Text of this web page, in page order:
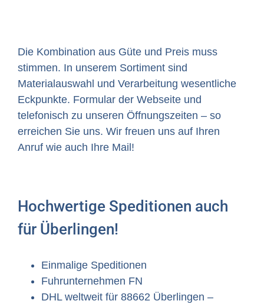
Die Kombination aus Güte und Preis muss
stimmen. In unserem Sortiment sind
Materialauswahl und Verarbeitung wesentliche
Eckpunkte. Formular der Webseite und
telefonisch zu unseren Öffnungszeiten – so
erreichen Sie uns. Wir freuen uns auf Ihren
Anruf wie auch Ihre Mail!
Hochwertige Speditionen auch
für Überlingen!
Einmalige Speditionen
Fuhrunternehmen FN
DHL weltweit für 88662 Überlingen –